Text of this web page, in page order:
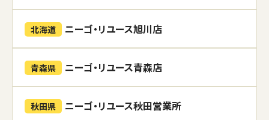
北海道 ニーゴ・リユース旭川店
青森県 ニーゴ・リユース青森店
秋田県 ニーゴ・リユース秋田営業所